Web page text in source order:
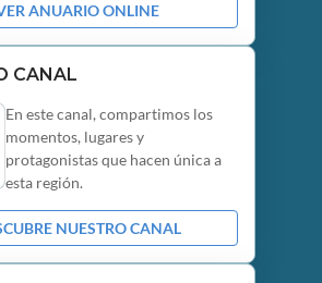
ANUARIO ONLINE
CANAL
En este canal, compartimos los
momentos, lugares y
protagonistas que hacen única a
esta región.
NUESTRO CANAL